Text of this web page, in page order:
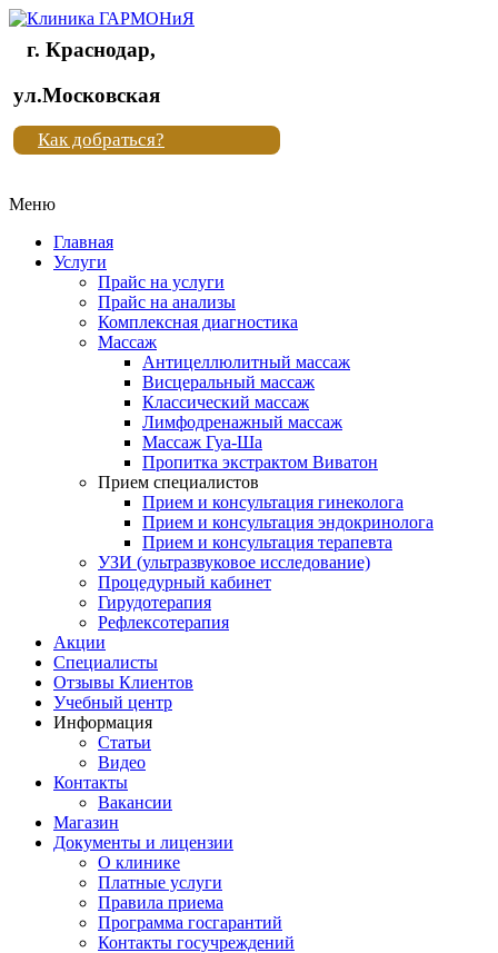
Клиника
"Новая
жизнь"
Клиника
жизнь"
г. Краснодар,
ул.Московская
Как добраться?
Меню
Главная
Услуги
Прайс на услуги
Прайс на анализы
Комплексная диагностика
Массаж
Антицеллюлитный массаж
Висцеральный массаж
Классический массаж
Лимфодренажный массаж
Массаж Гуа-Ша
Пропитка экстрактом Виватон
Прием специалистов
Прием и консультация гинеколога
Прием и консультация эндокринолога
Прием и консультация терапевта
УЗИ (ультразвуковое исследование)
Процедурный кабинет
Гирудотерапия
Рефлексотерапия
Акции
Специалисты
Отзывы Клиентов
Учебный центр
Информация
Статьи
Видео
Контакты
Вакансии
Магазин
Документы и лицензии
О клинике
Платные услуги
Правила приема
Программа госгарантий
Контакты госучреждений